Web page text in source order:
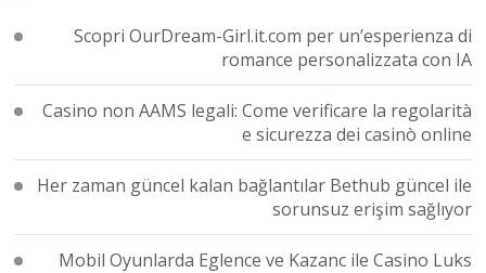
Scopri OurDream-Girl.it.com per un’esperienza di
romance personalizzata con IA
Casino non AAMS legali: Come verificare la regolarità
e sicurezza dei casinò online
Her zaman güncel kalan bağlantılar Bethub güncel ile
sorunsuz erişim sağlıyor
Mobil Oyunlarda Eglence ve Kazanc ile Casino Luks